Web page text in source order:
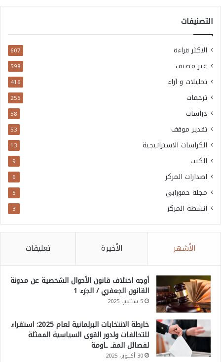
التصنيفات
الاكثر قراءة 607
غير مصنف 598
تحليلات و آراء 416
ترجمات 255
دراسات 58
تقدير موقف 53
الكراسات الاستراتيجية 13
الكتب 9
اصدارات المركز 6
مجلة حمورابي 5
انشطة المركز 3
الأشهر الأخيرة تعليقات
أوجه اختلاف قانون الأحوال الشخصية عن مدونة
القانون الجعفري / الجزء 1
5 سبتمبر، 2025
خارطة الانتخابات البرلمانية لعام 2025: استقراء
للتحالفات ولدور القوى السياسية الممثلة
لفصائل المقـ ـاومة
30 أكتوبر، 2025